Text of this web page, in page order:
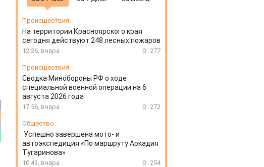
Происшествия
На территории Красноярского края
сегодня действуют 248 лесных пожаров
12:26, вчера 0 277
Происшествия
Сводка Минобороны РФ о ходе
специальной военной операции на 6
августа 2026 года
17:56, вчера 0 272
Общество
Успешно завершена мото- и
автоэкспедиция «По маршруту Аркадия
Тугаринова»
10:43, вчера 0 254